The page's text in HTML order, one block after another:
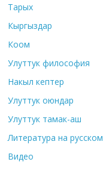
Тарых
Кыргыздар
Коом
Улуттук философия
Накыл кептер
Улуттук оюндар
Улуттук тамак-аш
Литература на русском
Видео